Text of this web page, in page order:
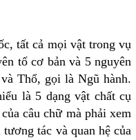
tất cả mọi vật trong vụ
tố cơ bản và 5 nguyên
Thổ, gọi là Ngũ hành.
là 5 dạng vật chất cụ
câu chữ mà phải xem
tác và quan hệ của